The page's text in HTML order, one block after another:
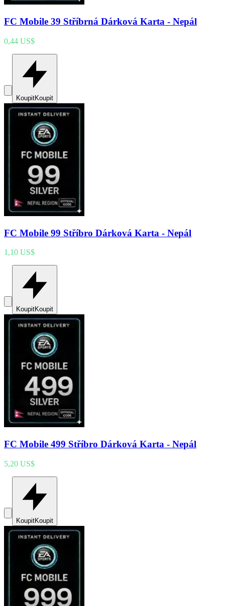
FC Mobile 39 Stříbrná Dárková Karta - Nepál
0,44 US$
KoupitKoupit
FC Mobile 99 Stříbro Dárková Karta - Nepál
1,10 US$
KoupitKoupit
FC Mobile 499 Stříbro Dárková Karta - Nepál
5,20 US$
KoupitKoupit